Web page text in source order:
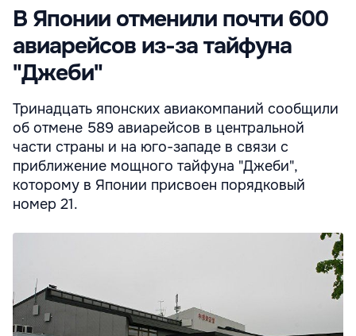
В Японии отменили почти 600
авиарейсов из-за тайфуна
"Джеби"
Тринадцать японских авиакомпаний сообщили
об отмене 589 авиарейсов в центральной
части страны и на юго-западе в связи с
приближение мощного тайфуна "Джеби",
которому в Японии присвоен порядковый
номер 21.